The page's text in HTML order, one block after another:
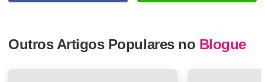
Outros Artigos Populares no Blogue